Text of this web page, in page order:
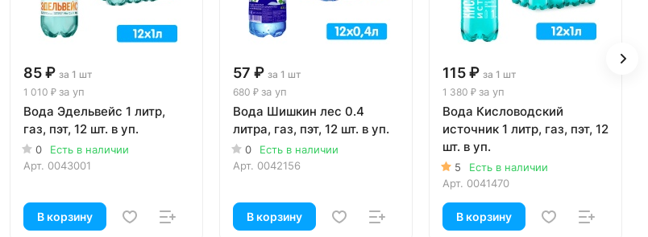
85 ₽ за 1 шт
1 010 ₽ за уп
Вода Эдельвейс 1 литр,
газ, пэт, 12 шт. в уп.
0
Есть в наличии
Арт. 0043001
В корзину
57 ₽ за 1 шт
680 ₽ за уп
Вода Шишкин лес 0.4
литра, газ, пэт, 12 шт. в уп.
0
Есть в наличии
Арт. 0042156
В корзину
115 ₽ за 1 шт
1 380 ₽ за уп
Вода Кисловодский
источник 1 литр, газ, пэт, 12
шт. в уп.
5
Есть в наличии
Арт. 0041470
В корзину